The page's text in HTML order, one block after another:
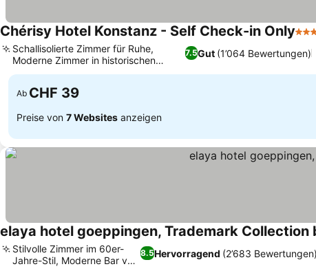
Chérisy Hotel Konstanz - Self Check-in Only3
7.5Gut (1’064 Bewertungen)
Schallisolierte Zimmer für Ruhe,
Moderne Zimmer in historischen
Kasernen
Ab CHF 39
Preise von 7 Websites anzeigen
elaya hotel goeppingen, Trademark Collection
8.5Hervorragend (2’683 Bewertungen)
Stilvolle Zimmer im 60er-
Jahre-Stil, Moderne Bar vor